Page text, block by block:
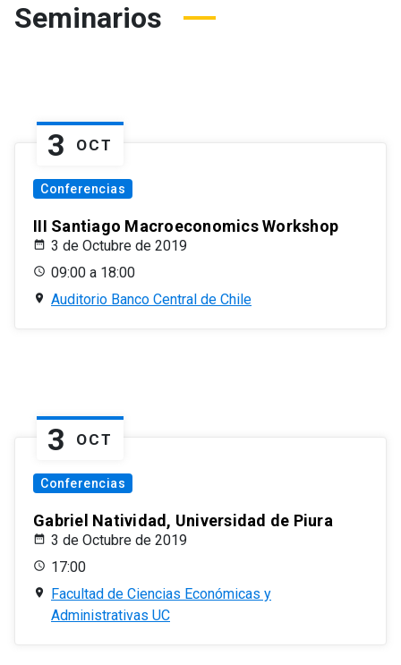
Seminarios
3 OCT
Conferencias
III Santiago Macroeconomics Workshop
3 de Octubre de 2019
09:00 a 18:00
Auditorio Banco Central de Chile
3 OCT
Conferencias
Gabriel Natividad, Universidad de Piura
3 de Octubre de 2019
17:00
Facultad de Ciencias Económicas y
Administrativas UC